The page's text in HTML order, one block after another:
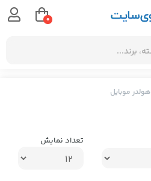
هولدر موبایل
تعداد نمایش
0